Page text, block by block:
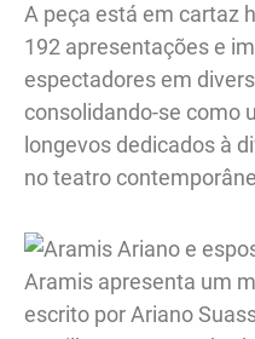
A peça está em cartaz
192 apresentações e
espectadores em
consolidando-se como
longevos dedicados à
no teatro
Aramis apresenta um
escrito por Ariano